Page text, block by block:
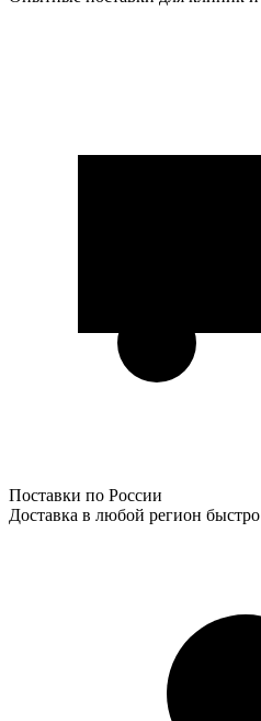
Поставки по России
Доставка в любой регион